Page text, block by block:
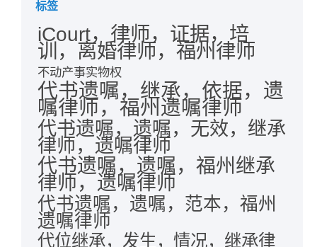
标签
iCourt，律师，证据，培
训，离婚律师，福州律师
不动产事实物权
代书遗嘱，继承，依据，遗
嘱律师，福州遗嘱律师
代书遗嘱，遗嘱，无效，继承
律师，遗嘱律师
代书遗嘱，遗嘱，福州继承
律师，遗嘱律师
代书遗嘱，遗嘱，范本，福州
遗嘱律师
代位继承，发生，情况，继承律